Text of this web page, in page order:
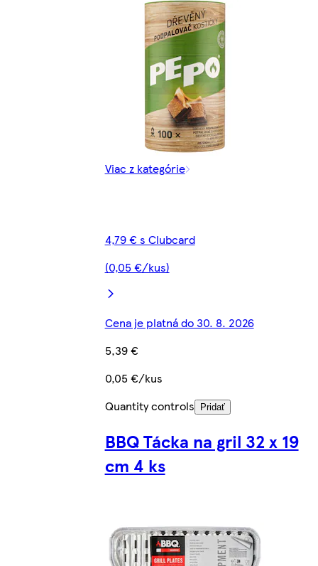
Viac z kategórie
4,79 € s Clubcard
(0,05 €/kus)
Cena je platná do 30. 8. 2026
5,39 €
0,05 €/kus
Quantity controls
Pridať
BBQ Tácka na gril 32 x 19
cm 4 ks